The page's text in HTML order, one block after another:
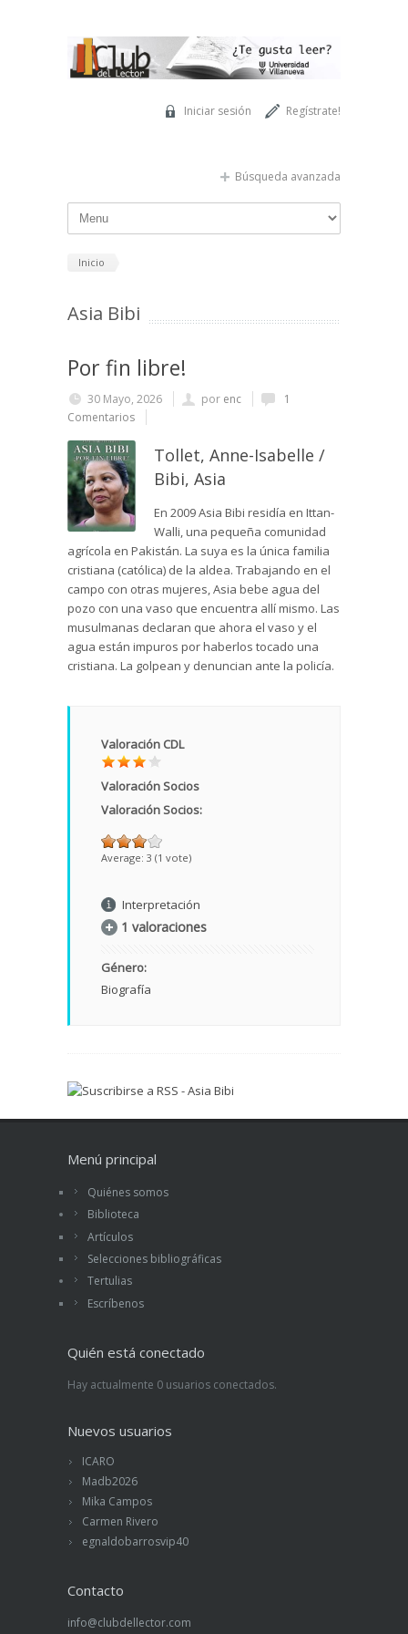
Regístrate!
Iniciar sesión
Búsqueda avanzada
Inicio
Asia Bibi
Por fin libre!
30 Mayo, 2026 por enc
1
Comentarios
Tollet, Anne-Isabelle /
Bibi, Asia
En 2009 Asia Bibi residía en Ittan-
Walli, una pequeña comunidad
agrícola en Pakistán. La suya es la única familia
cristiana (católica) de la aldea. Trabajando en el
campo con otras mujeres, Asia bebe agua del
pozo con una vaso que encuentra allí mismo. Las
musulmanas declaran que ahora el vaso y el
agua están impuros por haberlos tocado una
cristiana. La golpean y denuncian ante la policía.
Valoración CDL
Valoración Socios
Valoración Socios:
Average: 3 (1 vote)
Interpretación
1 valoraciones
Género:
Biografía
Menú principal
Quiénes somos
Biblioteca
Artículos
Selecciones bibliográficas
Tertulias
Escríbenos
Quién está conectado
Hay actualmente 0 usuarios conectados.
Nuevos usuarios
ICARO
Madb2026
Mika Campos
Carmen Rivero
egnaldobarrosvip40
Contacto
info@clubdellector.com